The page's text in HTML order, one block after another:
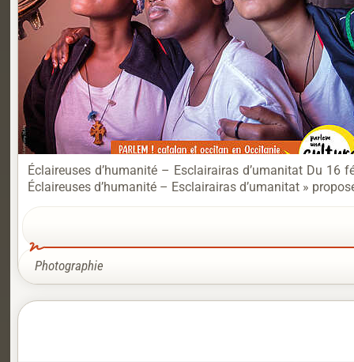
Éclaireuses d’humanité – Esclairairas d’umanitat Du
Éclaireuses d’humanité – Esclairairas d’umanitat »
Photographie